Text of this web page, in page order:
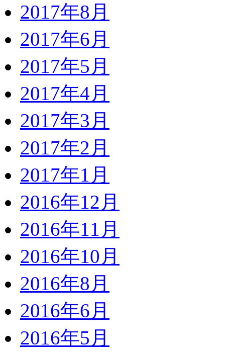
2017年8月
2017年6月
2017年5月
2017年4月
2017年3月
2017年2月
2017年1月
2016年12月
2016年11月
2016年10月
2016年8月
2016年6月
2016年5月